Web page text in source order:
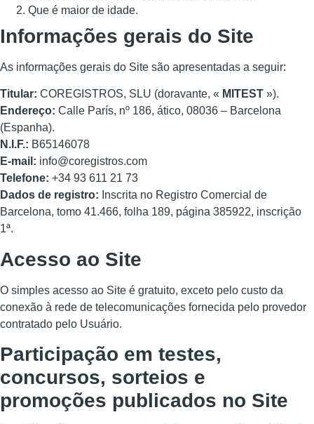
Que é maior de idade.
Informações gerais do Site
As informações gerais do Site são apresentadas a seguir:
Titular: COREGISTROS, SLU (doravante, « MITEST »).
Endereço: Calle París, nº 186, ático, 08036 – Barcelona
(Espanha).
N.I.F.: B65146078
E-mail: info@coregistros.com
Telefone: +34 93 611 21 73
Dados de registro: Inscrita no Registro Comercial de
Barcelona, tomo 41.466, folha 189, página 385922, inscrição
1ª.
Acesso ao Site
O simples acesso ao Site é gratuito, exceto pelo custo da
conexão à rede de telecomunicações fornecida pelo provedor
contratado pelo Usuário.
Participação em testes,
concursos, sorteios e
promoções publicados no Site